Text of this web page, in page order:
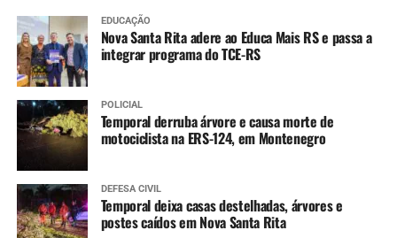
para que tenham mais
qualidade nas aulas. Além
disso, a questão da
acessibilidade é muito
importante, já que temos
alunos cadeirantes que
também participam das
EDUCAÇÃO
Nova Santa Rita adere ao Educa Mais RS e passa a
integrar programa do TCE-RS
POLICIAL
Temporal derruba árvore e causa morte de
motociclista na ERS-124, em Montenegro
DEFESA CIVIL
Temporal deixa casas destelhadas, árvores e
postes caídos em Nova Santa Rita